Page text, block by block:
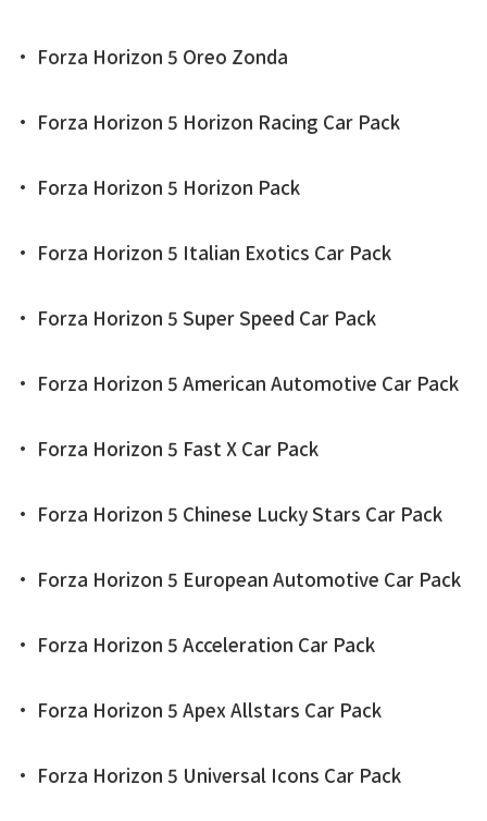
• Forza Horizon 5 Oreo Zonda
• Forza Horizon 5 Horizon Racing Car Pack
• Forza Horizon 5 Horizon Pack
• Forza Horizon 5 Italian Exotics Car Pack
• Forza Horizon 5 Super Speed Car Pack
• Forza Horizon 5 American Automotive Car Pack
• Forza Horizon 5 Fast X Car Pack
• Forza Horizon 5 Chinese Lucky Stars Car Pack
• Forza Horizon 5 European Automotive Car Pack
• Forza Horizon 5 Acceleration Car Pack
• Forza Horizon 5 Apex Allstars Car Pack
• Forza Horizon 5 Universal Icons Car Pack